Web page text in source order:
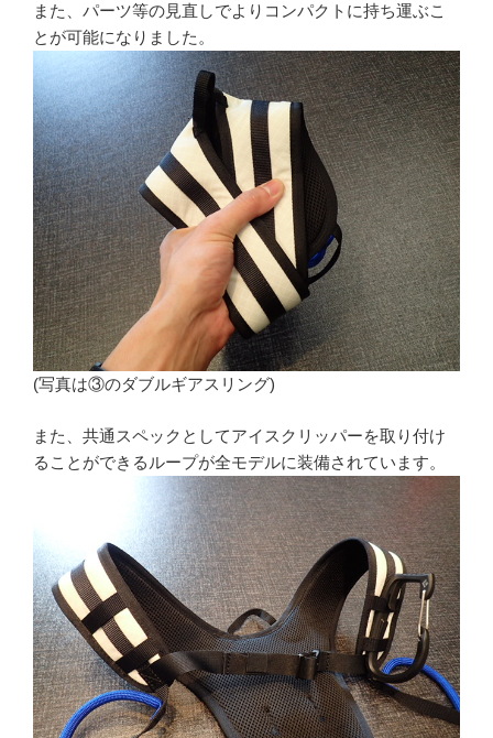
また、パーツ等の見直しでよりコンパクトに持ち運ぶこ
とが可能になりました。
(写真は③のダブルギアスリング)
また、共通スペックとしてアイスクリッパーを取り付け
ることができるループが全モデルに装備されています。